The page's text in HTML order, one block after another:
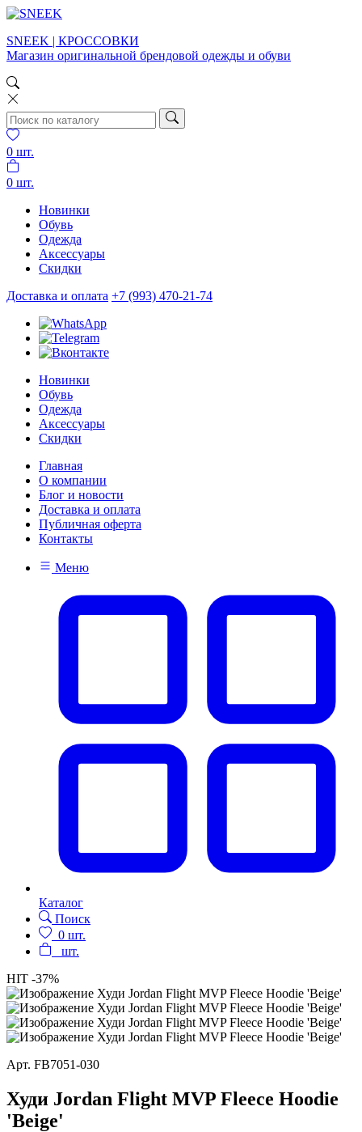
SNEEK | КРОССОВКИ
Магазин оригинальной брендовой одежды и обуви
0 шт.
0 шт.
Новинки
Обувь
Одежда
Аксессуары
Скидки
Доставка и оплата +7 (993) 470-21-74
Новинки
Обувь
Одежда
Аксессуары
Скидки
Главная
О компании
Блог и новости
Доставка и оплата
Публичная оферта
Контакты
Меню
Каталог
Поиск
0 шт.
шт.
HIT -37%
Арт. FB7051-030
Худи Jordan Flight MVP Fleece Hoodie
'Beige'